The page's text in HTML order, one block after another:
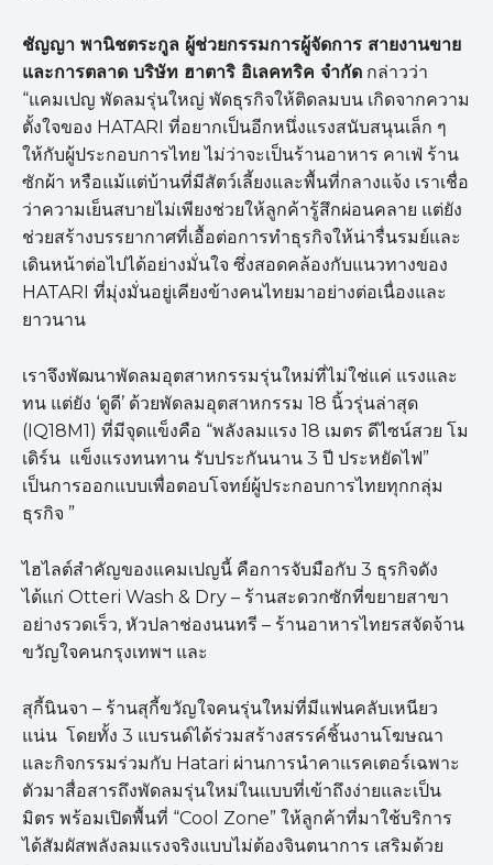
ชัญญา พานิชตระกูล ผู้ช่วยกรรมการผู้จัดการ สายงานขาย
และการตลาด บริษัท ฮาตาริ อิเลคทริค จำกัด กล่าวว่า
“แคมเปญ พัดลมรุ่นใหญ่ พัดธุรกิจให้ติดลมบน เกิดจากความ
ตั้งใจของ HATARI ที่อยากเป็นอีกหนึ่งแรงสนับสนุนเล็ก ๆ
ให้กับผู้ประกอบการไทย ไม่ว่าจะเป็นร้านอาหาร คาเฟ่ ร้าน
ซักผ้า หรือแม้แต่บ้านที่มีสัตว์เลี้ยงและพื้นที่กลางแจ้ง เราเชื่อ
ว่าความเย็นสบายไม่เพียงช่วยให้ลูกค้ารู้สึกผ่อนคลาย แต่ยัง
ช่วยสร้างบรรยากาศที่เอื้อต่อการทำธุรกิจให้น่ารื่นรมย์และ
เดินหน้าต่อไปได้อย่างมั่นใจ ซึ่งสอดคล้องกับแนวทางของ
HATARI ที่มุ่งมั่นอยู่เคียงข้างคนไทยมาอย่างต่อเนื่องและ
ยาวนาน
เราจึงพัฒนาพัดลมอุตสาหกรรมรุ่นใหม่ที่ไม่ใช่แค่ แรงและ
ทน แต่ยัง ‘ดูดี’ ด้วยพัดลมอุตสาหกรรม 18 นิ้วรุ่นล่าสุด
(IQ18M1) ที่มีจุดแข็งคือ “พลังลมแรง 18 เมตร ดีไซน์สวย โม
เดิร์น แข็งแรงทนทาน รับประกันนาน 3 ปี ประหยัดไฟ”
เป็นการออกแบบเพื่อตอบโจทย์ผู้ประกอบการไทยทุกกลุ่ม
ธุรกิจ ”
ไฮไลต์สำคัญของแคมเปญนี้ คือการจับมือกับ 3 ธุรกิจดัง
ได้แก่ Otteri Wash & Dry – ร้านสะดวกซักที่ขยายสาขา
อย่างรวดเร็ว, หัวปลาช่องนนทรี – ร้านอาหารไทยรสจัดจ้าน
ขวัญใจคนกรุงเทพฯ และ
สุกี้นินจา – ร้านสุกี้ขวัญใจคนรุ่นใหม่ที่มีแฟนคลับเหนียว
แน่น โดยทั้ง 3 แบรนด์ได้ร่วมสร้างสรรค์ชิ้นงานโฆษณา
และกิจกรรมร่วมกับ Hatari ผ่านการนำคาแรคเตอร์เฉพาะ
ตัวมาสื่อสารถึงพัดลมรุ่นใหม่ในแบบที่เข้าถึงง่ายและเป็น
มิตร พร้อมเปิดพื้นที่ “Cool Zone” ให้ลูกค้าที่มาใช้บริการ
ได้สัมผัสพลังลมแรงจริงแบบไม่ต้องจินตนาการ เสริมด้วย